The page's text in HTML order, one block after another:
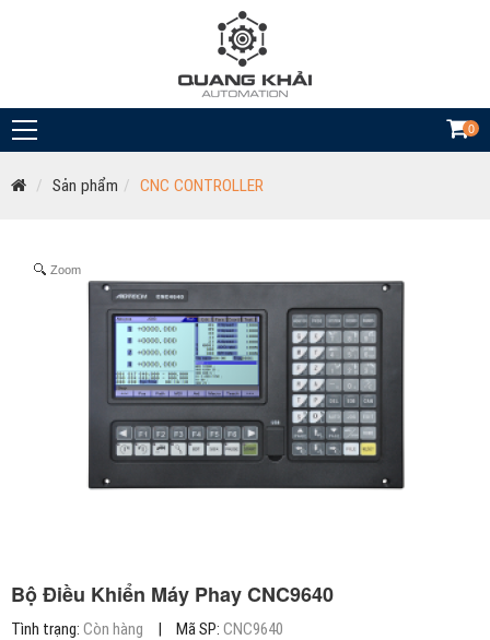
0
Sản phẩm CNC CONTROLLER
Zoom
Bộ Điều Khiển Máy Phay CNC9640
Tình trạng: Còn hàng | Mã SP: CNC9640